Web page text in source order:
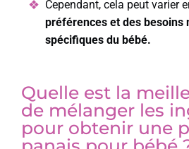
Cependant, cela peut varier
préférences et des besoins
spécifiques du bébé.
Quelle est la
de mélanger les
pour obtenir une